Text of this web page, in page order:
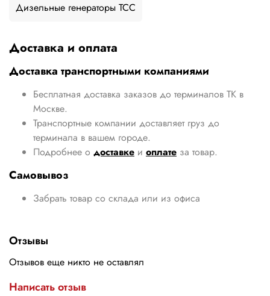
Дизельные генераторы ТСС
Доставка и оплата
Доставка транспортными компаниями
Бесплатная доставка заказов до терминалов ТК в
Москве.
Транспортные компании доставляет груз до
терминала в вашем городе.
Подробнее о доставке и оплате за товар.
Самовывоз
Забрать товар со склада или из офиса
Отзывы
Отзывов еще никто не оставлял
Написать отзыв